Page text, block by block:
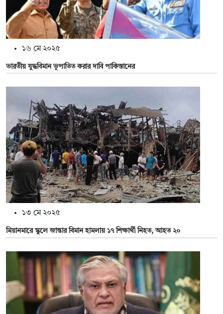
১৬ মে ২০২৫
ভারতীয় যুদ্ধবিমান ভূপাতিত করার দাবি পাকিস্তানের
১৩ মে ২০২৫
মিয়ানমারে স্কুলে জান্তার বিমান হামলায় ১৭ শিক্ষার্থী নিহত, আহত ২০